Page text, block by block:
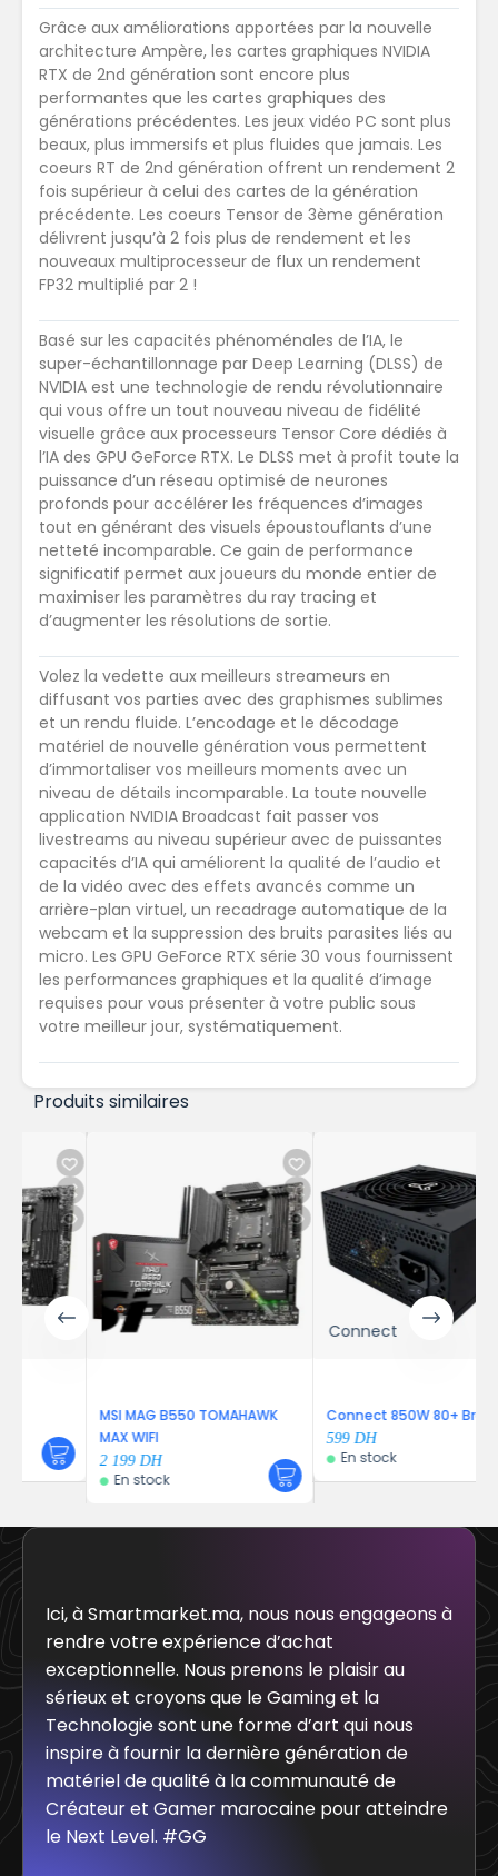
Grâce aux améliorations apportées par la nouvelle
architecture Ampère, les cartes graphiques NVIDIA
RTX de 2nd génération sont encore plus
performantes que les cartes graphiques des
générations précédentes. Les jeux vidéo PC sont plus
beaux, plus immersifs et plus fluides que jamais. Les
coeurs RT de 2nd génération offrent un rendement 2
fois supérieur à celui des cartes de la génération
précédente. Les coeurs Tensor de 3ème génération
délivrent jusqu’à 2 fois plus de rendement et les
nouveaux multiprocesseur de flux un rendement
FP32 multiplié par 2 !
Basé sur les capacités phénoménales de l’IA, le
super-échantillonnage par Deep Learning (DLSS) de
NVIDIA est une technologie de rendu révolutionnaire
qui vous offre un tout nouveau niveau de fidélité
visuelle grâce aux processeurs Tensor Core dédiés à
l’IA des GPU GeForce RTX. Le DLSS met à profit toute la
puissance d’un réseau optimisé de neurones
profonds pour accélérer les fréquences d’images
tout en générant des visuels époustouflants d’une
netteté incomparable. Ce gain de performance
significatif permet aux joueurs du monde entier de
maximiser les paramètres du ray tracing et
d’augmenter les résolutions de sortie.
Volez la vedette aux meilleurs streameurs en
diffusant vos parties avec des graphismes sublimes
et un rendu fluide. L’encodage et le décodage
matériel de nouvelle génération vous permettent
d’immortaliser vos meilleurs moments avec un
niveau de détails incomparable. La toute nouvelle
application NVIDIA Broadcast fait passer vos
livestreams au niveau supérieur avec de puissantes
capacités d’IA qui améliorent la qualité de l’audio et
de la vidéo avec des effets avancés comme un
arrière-plan virtuel, un recadrage automatique de la
webcam et la suppression des bruits parasites liés au
micro. Les GPU GeForce RTX série 30 vous fournissent
les performances graphiques et la qualité d’image
requises pour vous présenter à votre public sous
votre meilleur jour, systématiquement.
Produits similaires
MSI MAG B550 TOMAHAWK
MAX WIFI
2 199 DH
En stock
Connect
Connect 850W 80+ Bronze
En stock
Ici, à Smartmarket.ma, nous nous engageons à
rendre votre expérience d’achat
exceptionnelle. Nous prenons le plaisir au
sérieux et croyons que le Gaming et la
Technologie sont une forme d’art qui nous
inspire à fournir la dernière génération de
matériel de qualité à la communauté de
Créateur et Gamer marocaine pour atteindre
le Next Level. #GG